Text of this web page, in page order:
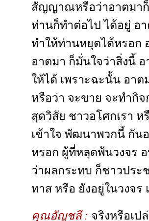
สัญญาณหรือว่าอาตมา
ท่านก็ทำต่อไป ได้อยู่ อ
ทำให้ท่านหยุดได้หรอก
อาตมา ก็มั่นใจว่าสิ่งนี้
ให้ได้ เพราะฉะนั้น อา
หรือว่า จะขาย จะทำกิจ
สุดวิสัย ชาวอโศกเรา
เข้าใจ พัฒนาพวกนี้ กัน
หรอก ผู้ที่หลุดพ้นวงจร
ว่าผลกระทบ ก็ชาวประ
ทาส หรือ ยังอยู่ในวงจร
คุณอัญชลี : จริงหรือเป